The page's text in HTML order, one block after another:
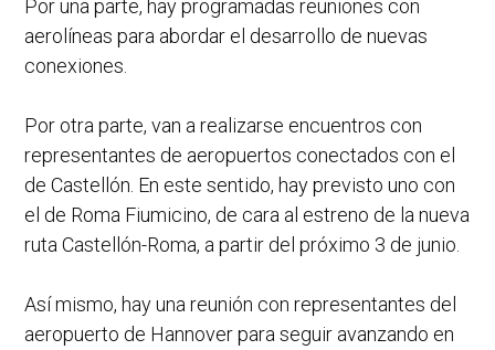
Por una parte, hay programadas reuniones con
aerolíneas para abordar el desarrollo de nuevas
conexiones.
Por otra parte, van a realizarse encuentros con
representantes de aeropuertos conectados con el
de Castellón. En este sentido, hay previsto uno con
el de Roma Fiumicino, de cara al estreno de la nueva
ruta Castellón-Roma, a partir del próximo 3 de junio.
Así mismo, hay una reunión con representantes del
aeropuerto de Hannover para seguir avanzando en